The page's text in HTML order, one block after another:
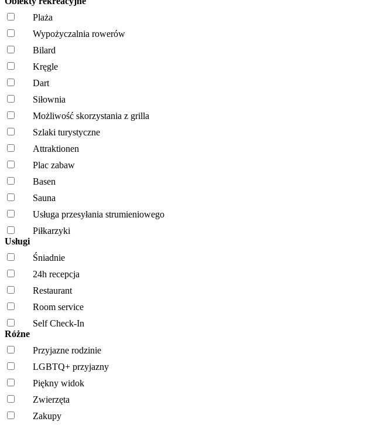
Plaża
Wypożyczalnia rowerów
Bilard
Kręgle
Dart
Siłownia
Możliwość skorzystania z grilla
Szlaki turystyczne
Attraktionen
Plac zabaw
Basen
Sauna
Usługa przesyłania strumieniowego
Piłkarzyki
Usługi
Śniadnie
24h recepcja
Restaurant
Room service
Self Check-In
Różne
Przyjazne rodzinie
LGBTQ+ przyjazny
Piękny widok
Zwierzęta
Zakupy